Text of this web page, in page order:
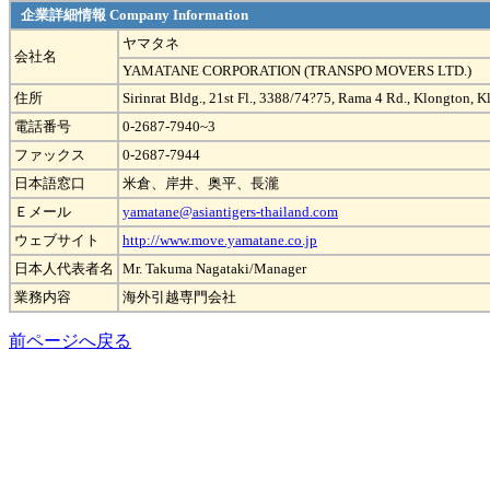
企業詳細情報 Company Information
会社名
ヤマタネ
YAMATANE CORPORATION (TRANSPO MOVERS LTD.)
住所
Sirinrat Bldg., 21st Fl., 3388/74?75, Rama 4 Rd., Klongton,
電話番号
0-2687-7940~3
ファックス
0-2687-7944
日本語窓口
米倉、岸井、奥平、長瀧
Ｅメール
yamatane@asiantigers-thailand.com
ウェブサイト
http://www.move.yamatane.co.jp
日本人代表者名
Mr. Takuma Nagataki/Manager
業務内容
海外引越専門会社
前ページへ戻る